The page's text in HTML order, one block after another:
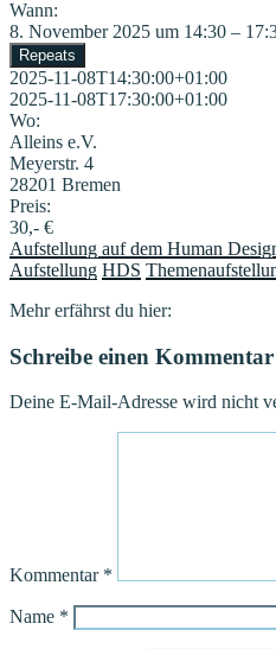
Wann:
8. November 2025 um 14:30 –
Repeats
2025-11-08T14:30:00+01:00
2025-11-08T17:30:00+01:00
Wo:
Alleins e.V.
Meyerstr. 4
28201 Bremen
Preis:
30,- €
Aufstellung auf dem Human
Aufstellung HDS
Mehr erfährst du hier:
Schreibe einen Kommentar
Deine E-Mail-Adresse wird nicht
Kommentar *
Name *